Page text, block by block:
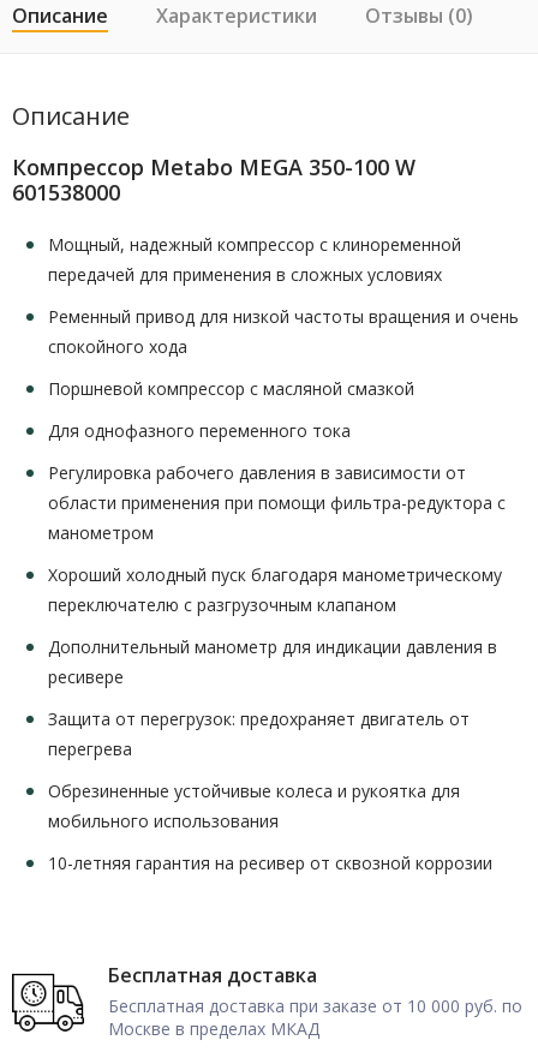
Описание Характеристики Отзывы (0)
Описание
Компрессор Metabo MEGA 350-100 W
601538000
Мощный, надежный компрессор с клиноременной
передачей для применения в сложных условиях
Ременный привод для низкой частоты вращения и очень
спокойного хода
Поршневой компрессор с масляной смазкой
Для однофазного переменного тока
Регулировка рабочего давления в зависимости от
области применения при помощи фильтра-редуктора с
манометром
Хороший холодный пуск благодаря манометрическому
переключателю с разгрузочным клапаном
Дополнительный манометр для индикации давления в
ресивере
Защита от перегрузок: предохраняет двигатель от
перегрева
Обрезиненные устойчивые колеса и рукоятка для
мобильного использования
10-летняя гарантия на ресивер от сквозной коррозии
Бесплатная доставка
Бесплатная доставка при заказе от 10 000 руб. по
Москве в пределах МКАД